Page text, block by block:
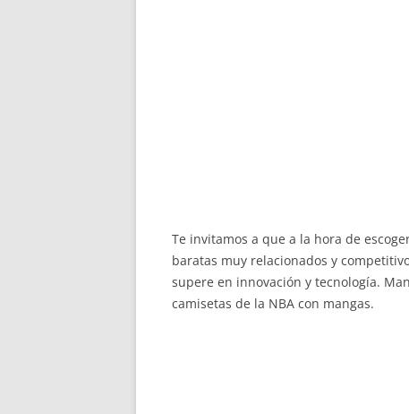
Te invitamos a que a la hora de
baratas muy relacionados y
supere en innovación y tecnología.
camisetas de la NBA con mangas.